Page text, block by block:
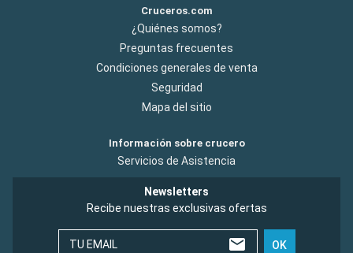
Cruceros.com
¿Quiénes somos?
Preguntas frecuentes
Condiciones generales de venta
Seguridad
Mapa del sitio
Información sobre crucero
Servicios de Asistencia
Newsletters
Recibe nuestras exclusivas ofertas
TU EMAIL OK